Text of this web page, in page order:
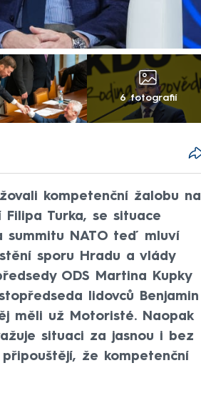
6 fotografií
kompetenční žalobu na
Turka, se situace
summitu NATO teď mluví
sporu Hradu a vlády
ODS Martina Kupky
lidovců Benjamin
měli už Motoristé. Naopak
situaci za jasnou i bez
že kompetenční